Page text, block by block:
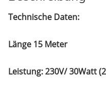
Technische Daten:
Länge 15 Meter
Leistung: 230V/ 30Watt